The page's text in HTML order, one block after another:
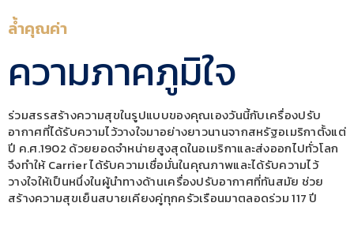
ล้ำคุณค่า
ความภาคภูมิใจ
ร่วมสรรสร้างความสุขในรูปแบบของคุณเองวันนี้กับเครื่องปรับ
อากาศที่ได้รับความไว้วางใจมาอย่างยาวนานจากสหรัฐอเมริกาตั้งแต่
ปี ค.ศ.1902 ด้วยยอดจำหน่ายสูงสุดในอเมริกาและส่งออกไปทั่วโลก
จึงทำให้ Carrier ได้รับความเชื่อมั่นในคุณภาพและได้รับความไว้
วางใจให้เป็นหนึ่งในผู้นำทางด้านเครื่องปรับอากาศที่ทันสมัย ช่วย
สร้างความสุขเย็นสบายเคียงคู่ทุกครัวเรือนมาตลอดร่วม 117 ปี